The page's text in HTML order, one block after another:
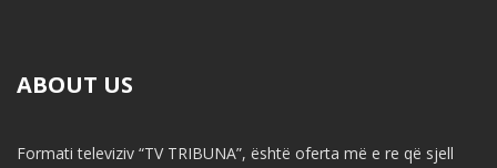
ABOUT US
Formati televiziv “TV TRIBUNA”, është oferta më e re që sjell